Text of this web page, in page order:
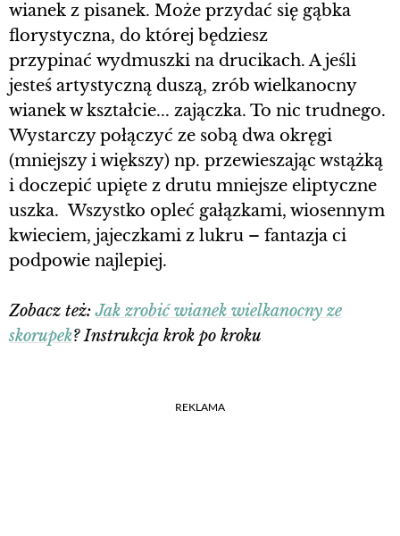
wianek z pisanek. Może przydać się gąbka
florystyczna, do której będziesz
przypinać wydmuszki na drucikach. A jeśli
jesteś artystyczną duszą, zrób wielkanocny
wianek w kształcie... zajączka. To nic trudnego.
Wystarczy połączyć ze sobą dwa okręgi
(mniejszy i większy) np. przewieszając wstążką
i doczepić upięte z drutu mniejsze eliptyczne
uszka. Wszystko opleć gałązkami, wiosennym
kwieciem, jajeczkami z lukru – fantazja ci
podpowie najlepiej.
Zobacz też:Jak zrobić wianek wielkanocny ze
skorupek? Instrukcja krok po kroku
REKLAMA